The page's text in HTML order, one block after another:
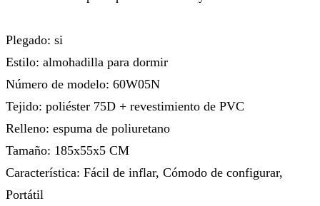
Plegado: si
Estilo: almohadilla para dormir
Número de modelo: 60W05N
Tejido: poliéster 75D + revestimiento de PVC
Relleno: espuma de poliuretano
Tamaño: 185x55x5 CM
Característica: Fácil de inflar, Cómodo de configurar,
Portátil